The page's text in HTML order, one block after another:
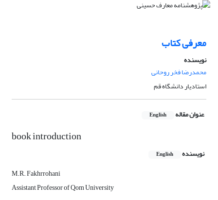
معرفی کتاب
نویسنده
محمدرضا فخر روحانی
استادیار دانشگاه قم
عنوان مقاله English
book introduction
نویسنده English
M.R. Fakhrrohani
Assistant Professor of Qom University